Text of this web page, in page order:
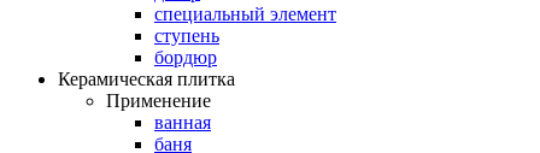
специальный элемент
ступень
бордюр
Керамическая плитка
Применение
ванная
баня